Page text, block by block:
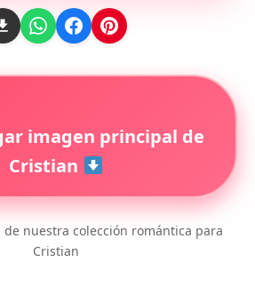
imagen principal de
Cristian
nuestra colección romántica para
Cristian